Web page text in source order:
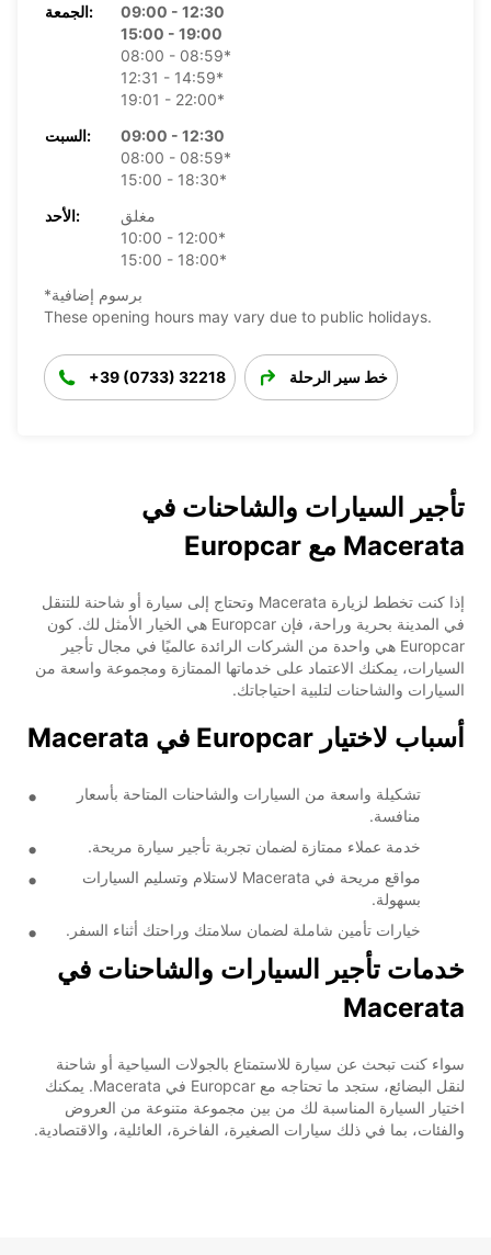
الجمعة:
09:00 - 12:30
15:00 - 19:00
08:00 - 08:59*
12:31 - 14:59*
19:01 - 22:00*
السبت:
09:00 - 12:30
08:00 - 08:59*
15:00 - 18:30*
الأحد:
مغلق
10:00 - 12:00*
15:00 - 18:00*
*برسوم إضافية
These opening hours may vary due to public holidays.
+39 (0733) 32218 خط سير الرحلة
تأجير السيارات والشاحنات في
Macerata مع Europcar
إذا كنت تخطط لزيارة Macerata وتحتاج إلى سيارة أو شاحنة للتنقل
في المدينة بحرية وراحة، فإن Europcar هي الخيار الأمثل لك. كون
Europcar هي واحدة من الشركات الرائدة عالميًا في مجال تأجير
السيارات، يمكنك الاعتماد على خدماتها الممتازة ومجموعة واسعة من
السيارات والشاحنات لتلبية احتياجاتك.
أسباب لاختيار Europcar في Macerata
تشكيلة واسعة من السيارات والشاحنات المتاحة بأسعار
منافسة.
خدمة عملاء ممتازة لضمان تجربة تأجير سيارة مريحة.
مواقع مريحة في Macerata لاستلام وتسليم السيارات
بسهولة.
خيارات تأمين شاملة لضمان سلامتك وراحتك أثناء السفر.
خدمات تأجير السيارات والشاحنات في
Macerata
سواء كنت تبحث عن سيارة للاستمتاع بالجولات السياحية أو شاحنة
لنقل البضائع، ستجد ما تحتاجه مع Europcar في Macerata. يمكنك
اختيار السيارة المناسبة لك من بين مجموعة متنوعة من العروض
والفئات، بما في ذلك سيارات الصغيرة، الفاخرة، العائلية، والاقتصادية.